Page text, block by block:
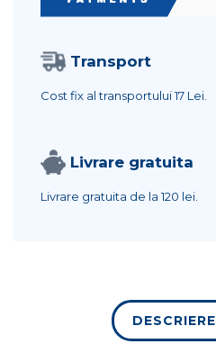
Transport
Cost fix al transportului17 Lei.
Livrare gratuita
Livrare gratuita de la120 lei.
DESCRIERE